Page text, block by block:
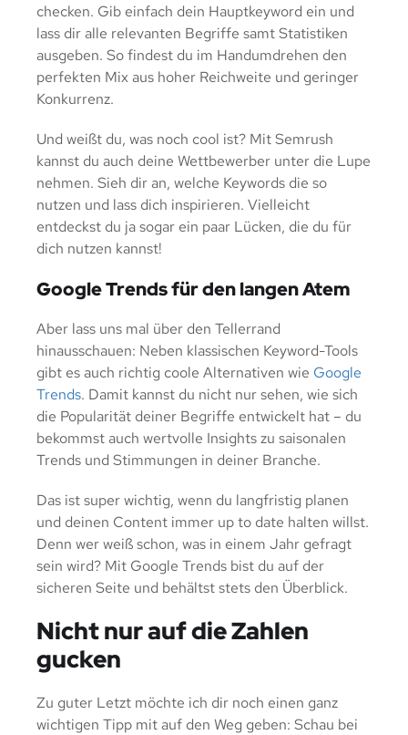
checken. Gib einfach dein Hauptkeyword ein und
lass dir alle relevanten Begriffe samt Statistiken
ausgeben. So findest du im Handumdrehen den
perfekten Mix aus hoher Reichweite und geringer
Konkurrenz.
Und weißt du, was noch cool ist? Mit Semrush
kannst du auch deine Wettbewerber unter die Lupe
nehmen. Sieh dir an, welche Keywords die so
nutzen und lass dich inspirieren. Vielleicht
entdeckst du ja sogar ein paar Lücken, die du für
dich nutzen kannst!
Google Trends für den langen Atem
Aber lass uns mal über den Tellerrand
hinausschauen: Neben klassischen Keyword-Tools
gibt es auch richtig coole Alternativen wie Google
Trends. Damit kannst du nicht nur sehen, wie sich
die Popularität deiner Begriffe entwickelt hat – du
bekommst auch wertvolle Insights zu saisonalen
Trends und Stimmungen in deiner Branche.
Das ist super wichtig, wenn du langfristig planen
und deinen Content immer up to date halten willst.
Denn wer weiß schon, was in einem Jahr gefragt
sein wird? Mit Google Trends bist du auf der
sicheren Seite und behältst stets den Überblick.
Nicht nur auf die Zahlen
gucken
Zu guter Letzt möchte ich dir noch einen ganz
wichtigen Tipp mit auf den Weg geben: Schau bei